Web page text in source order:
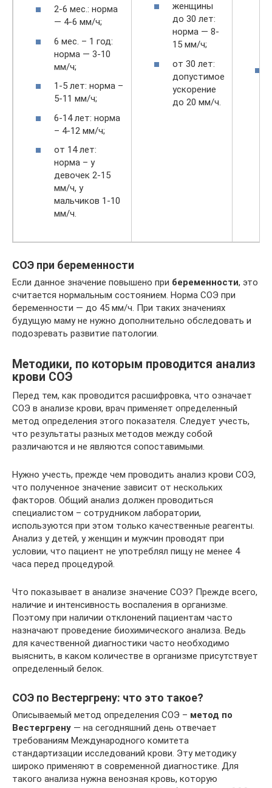
2-6 мес.: норма
— 4-6 мм/ч;
6 мес. – 1 год:
норма — 3-10
мм/ч;
1-5 лет: норма –
5-11 мм/ч;
6-14 лет: норма
– 4-12 мм/ч;
от 14 лет:
норма – у
девочек 2-15
мм/ч, у
мальчиков 1-10
мм/ч.
женщины
до 30 лет:
норма — 8-
15 мм/ч;
от 30 лет:
допустимое
ускорение
до 20 мм/ч.
СОЭ при беременности
Если данное значение повышено при беременности, это
считается нормальным состоянием. Норма СОЭ при
беременности — до 45 мм/ч. При таких значениях
будущую маму не нужно дополнительно обследовать и
подозревать развитие патологии.
Методики, по которым проводится анализ
крови СОЭ
Перед тем, как проводится расшифровка, что означает
СОЭ в анализе крови, врач применяет определенный
метод определения этого показателя. Следует учесть,
что результаты разных методов между собой
различаются и не являются сопоставимыми.
Нужно учесть, прежде чем проводить анализ крови СОЭ,
что полученное значение зависит от нескольких
факторов. Общий анализ должен проводиться
специалистом – сотрудником лаборатории,
используются при этом только качественные реагенты.
Анализ у детей, у женщин и мужчин проводят при
условии, что пациент не употреблял пищу не менее 4
часа перед процедурой.
Что показывает в анализе значение СОЭ? Прежде всего,
наличие и интенсивность воспаления в организме.
Поэтому при наличии отклонений пациентам часто
назначают проведение биохимического анализа. Ведь
для качественной диагностики часто необходимо
выяснить, в каком количестве в организме присутствует
определенный белок.
СОЭ по Вестергрену: что это такое?
Описываемый метод определения СОЭ – метод по
Вестергрену — на сегодняшний день отвечает
требованиям Международного комитета
стандартизации исследований крови. Эту методику
широко применяют в современной диагностике. Для
такого анализа нужна венозная кровь, которую